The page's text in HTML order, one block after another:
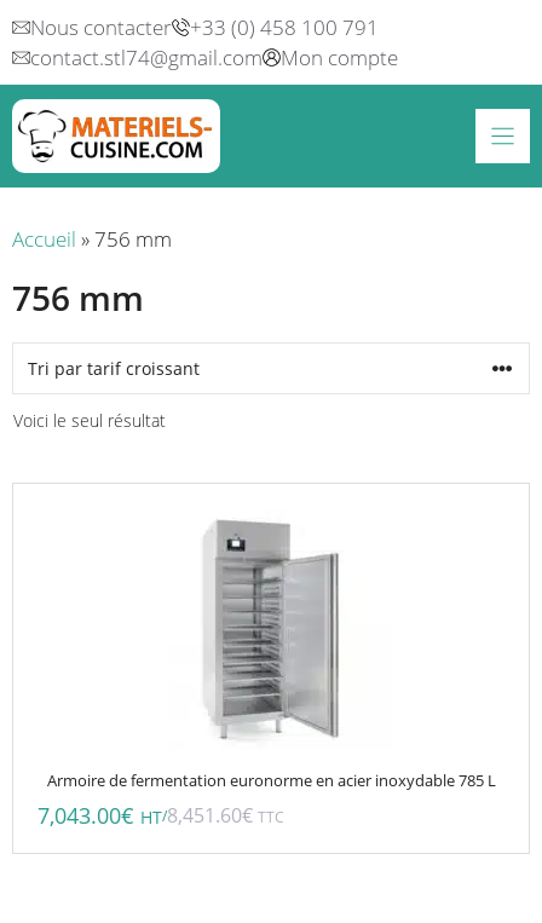
Aller
au
contenu
Nous contacter
+33 (0) 458 100 791
contact.stl74@gmail.com
Mon compte
Accueil » 756 mm
756 mm
Voici le seul résultat
Armoire de fermentation euronorme en acier inoxydable 785 L
7,043.00€ HT/8,451.60€ TTC